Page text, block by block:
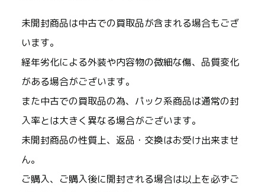
未開封商品は中古での買取品が含まれる場合もござ
います。
経年劣化による外装や内容物の微細な傷、品質変化
がある場合がございます。
また中古での買取品の為、パック系商品は通常の封
入率とは大きく異なる場合がございます。
未開封商品の性質上、返品・交換はお受け出来ませ
ん。
ご購入、ご購入後に開封される場合は以上を必ずご